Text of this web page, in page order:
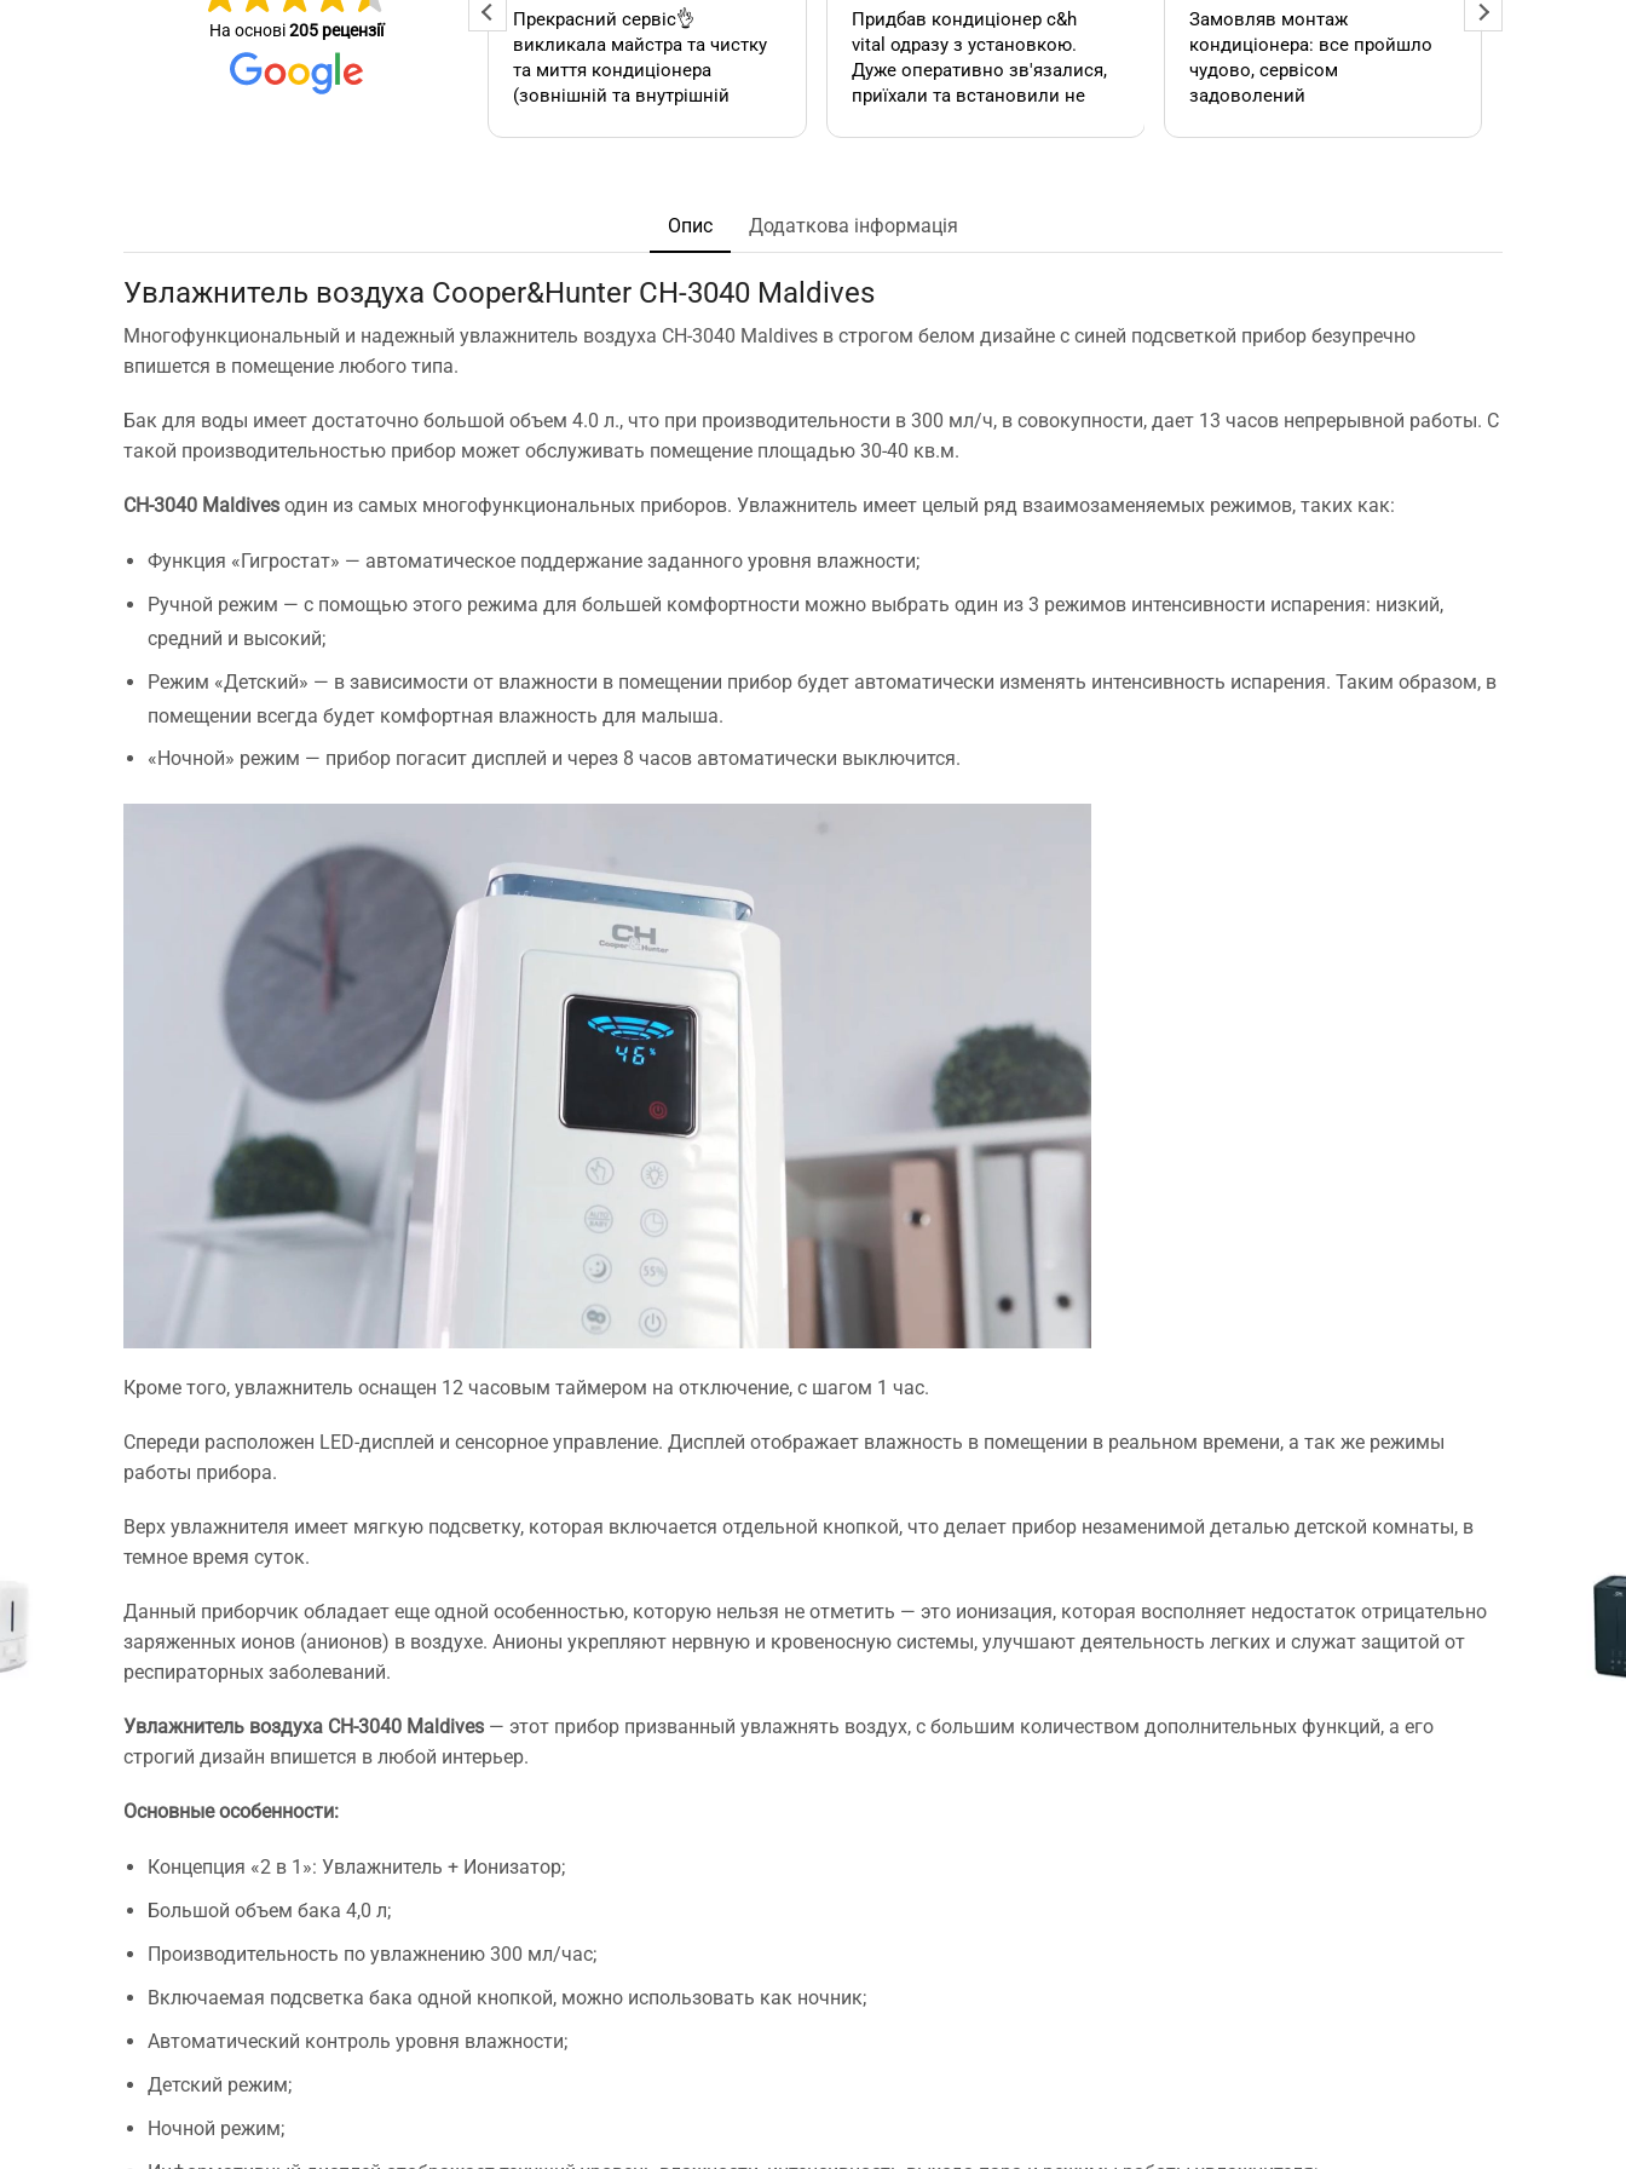
На основі205 рецензії
Професійна та оперативна
команда! Вчасно виконали
замовлення, бережно
ставились до техніки, дали
Прекрасний сервіс👌
викликала майстра та чистку
та миття кондиціонера
(зовнішній та внутрішній
замовляла у цієї фірми 2
кондиціонера. Задоволена,
вибором їх, так і
монтуванням.
Придбав кондиціонер c&h
vital одразу з установкою.
Дуже оперативно зв'язалися,
приїхали та встановили не
пропозиція, акційної
установки за умови
саме в цьому магазині. Але
ж по факту стандартна
установка в стандартній
що і пропонують в інших
магазинах. Тому перевага
можливість розрахунку на
встановлення.
Замовляв монтаж
кондиціонера: все пройшло
чудово, сервісом
задоволений
Опис Додаткова інформація
Увлажнитель воздуха Cooper&Hunter CH-3040 Maldives
Многофункциональный и надежный увлажнитель воздуха CH-3040 Maldives в строгом белом дизайне с синей подсветкой прибор безупречно
впишется в помещение любого типа.
Бак для воды имеет достаточно большой объем 4.0 л., что при производительности в 300 мл/ч, в совокупности, дает 13 часов непрерывной работы. С
такой производительностью прибор может обслуживать помещение площадью 30-40 кв.м.
CH-3040 Maldives один из самых многофункциональных приборов. Увлажнитель имеет целый ряд взаимозаменяемых режимов, таких как:
Функция «Гигростат» — автоматическое поддержание заданного уровня влажности;
Ручной режим — с помощью этого режима для большей комфортности можно выбрать один из 3 режимов интенсивности испарения: низкий,
средний и высокий;
Режим «Детский» — в зависимости от влажности в помещении прибор будет автоматически изменять интенсивность испарения. Таким образом, в
помещении всегда будет комфортная влажность для малыша.
«Ночной» режим — прибор погасит дисплей и через 8 часов автоматически выключится.
Кроме того, увлажнитель оснащен 12 часовым таймером на отключение, с шагом 1 час.
Спереди расположен LED-дисплей и сенсорное управление. Дисплей отображает влажность в помещении в реальном времени, а так же режимы
работы прибора.
Верх увлажнителя имеет мягкую подсветку, которая включается отдельной кнопкой, что делает прибор незаменимой деталью детской комнаты, в
темное время суток.
Данный приборчик обладает еще одной особенностью, которую нельзя не отметить — это ионизация, которая восполняет недостаток отрицательно
заряженных ионов (анионов) в воздухе. Анионы укрепляют нервную и кровеносную системы, улучшают деятельность легких и служат защитой от
респираторных заболеваний.
Увлажнитель воздуха CH-3040 Maldives — этот прибор призванный увлажнять воздух, с большим количеством дополнительных функций, а его
строгий дизайн впишется в любой интерьер.
Основные особенности:
Концепция «2 в 1»: Увлажнитель + Ионизатор;
Большой объем бака 4,0 л;
Производительность по увлажнению 300 мл/час;
Включаемая подсветка бака одной кнопкой, можно использовать как ночник;
Автоматический контроль уровня влажности;
Детский режим;
Ночной режим;